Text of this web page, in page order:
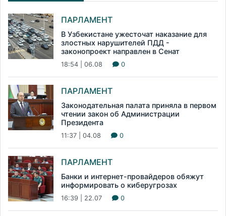
ПАРЛАМЕНТ
В Узбекистане ужесточат наказание для
злостных нарушителей ПДД -
законопроект направлен в Сенат
18:54 | 06.08 0
ПАРЛАМЕНТ
Законодательная палата приняла в первом
чтении закон об Администрации
Президента
11:37 | 04.08 0
ПАРЛАМЕНТ
Банки и интернет-провайдеров обяжут
информировать о киберугрозах
16:39 | 22.07 0